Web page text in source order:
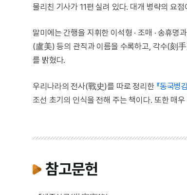
물리친 기사가 11편 실려 있다. 대개 병략의 요
말미에는 간행을 지휘한 이석형 · 조매 · 송휴
(盧美) 등의 관직과 이름을 수록하고, 각수(刻
를 밝혔다.
우리나라의 전사(戰史)를 따로 정리한 『동국병
조선 초기의 인식을 전해 주는 책이다. 또한 매
참고문헌